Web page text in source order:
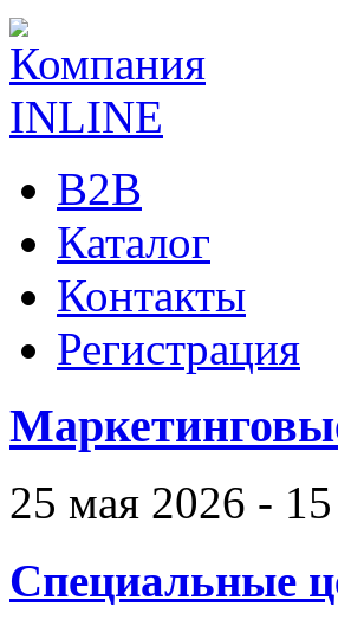
B2B
Каталог
Контакты
Регистрация
25 мая 2026 -
Специальные